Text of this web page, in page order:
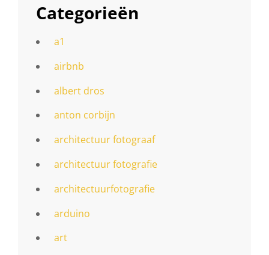
Categorieën
a1
airbnb
albert dros
anton corbijn
architectuur fotograaf
architectuur fotografie
architectuurfotografie
arduino
art